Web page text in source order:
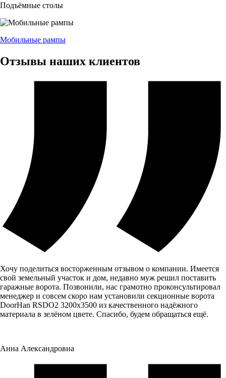
Подъёмные столы
Мобильные рампы
Отзывы наших клиентов
Хочу поделиться восторженным отзывом о компании. Имеется
свой земельный участок и дом, недавно муж решил поставить
гаражные ворота. Позвонили, нас грамотно проконсультировал
менеджер и совсем скоро нам установили секционные ворота
DoorHan RSDO2 3200x3500 из качественного надёжного
материала в зелёном цвете. Спасибо, будем обращаться ещё.
Анна Александровна